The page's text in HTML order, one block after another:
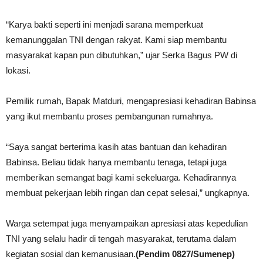
“Karya bakti seperti ini menjadi sarana memperkuat
kemanunggalan TNI dengan rakyat. Kami siap membantu
masyarakat kapan pun dibutuhkan,” ujar Serka Bagus PW di
lokasi.
Pemilik rumah, Bapak Matduri, mengapresiasi kehadiran Babinsa
yang ikut membantu proses pembangunan rumahnya.
“Saya sangat berterima kasih atas bantuan dan kehadiran
Babinsa. Beliau tidak hanya membantu tenaga, tetapi juga
memberikan semangat bagi kami sekeluarga. Kehadirannya
membuat pekerjaan lebih ringan dan cepat selesai,” ungkapnya.
Warga setempat juga menyampaikan apresiasi atas kepedulian
TNI yang selalu hadir di tengah masyarakat, terutama dalam
kegiatan sosial dan kemanusiaan.(Pendim 0827/Sumenep)